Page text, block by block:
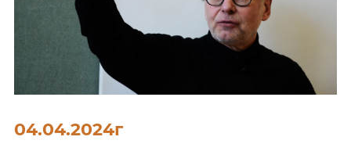
04.04.2024г